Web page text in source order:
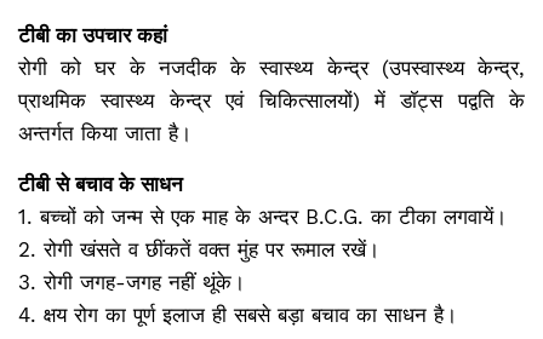
टीबी का उपचार कहां
रोगी को घर के नजदीक के स्‍वास्‍थ्‍य केन्‍द्र (उपस्‍वास्‍थ्‍य केन्‍द्र,
प्राथमिक स्‍वास्‍थ्‍य केन्‍द्र एवं चिकित्‍सालयों) में डॉट्स पद्वति के
अन्‍तर्गत किया जाता है।
टीबी से बचाव के साधन
1. बच्‍चों को जन्‍म से एक माह के अन्‍दर B.C.G. का टीका लगवायें।
2. रोगी खंसते व छींकतें वक्‍त मुंह पर रूमाल रखें।
3. रोगी जगह-जगह नहीं थूंके।
4. क्षय रोग का पूर्ण इलाज ही सबसे बड़ा बचाव का साधन है।